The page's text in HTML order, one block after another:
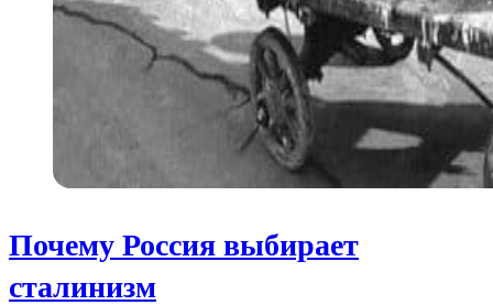
Почему Россия выбирает
сталинизм